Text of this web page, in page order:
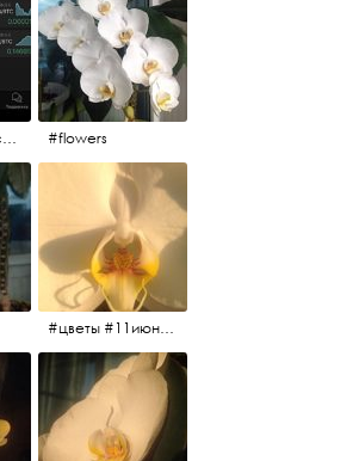
#ctyptocurrency #btc #eth #flowers
#цветы #11июня2017 #5утра #белыеночи